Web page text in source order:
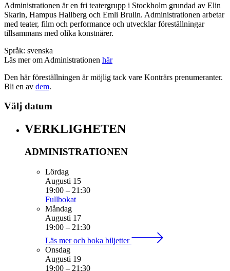
Administrationen är en fri teatergrupp i Stockholm grundad av Elin
Skarin, Hampus Hallberg och Emli Brulin. Administrationen arbetar
med teater, film och performance och utvecklar föreställningar
tillsammans med olika konstnärer.
Språk: svenska
Läs mer om Administrationen här
Den här föreställningen är möjlig tack vare Konträrs prenumeranter.
Bli en av dem.
Välj datum
VERKLIGHETEN
ADMINISTRATIONEN
Lördag
Augusti 15
19:00 – 21:30
Fullbokat
Måndag
Augusti 17
19:00 – 21:30
Läs mer och boka biljetter
Onsdag
Augusti 19
19:00 – 21:30